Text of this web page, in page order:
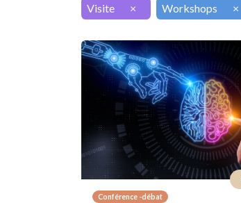
Visite × Workshops ×
Conférence -débat